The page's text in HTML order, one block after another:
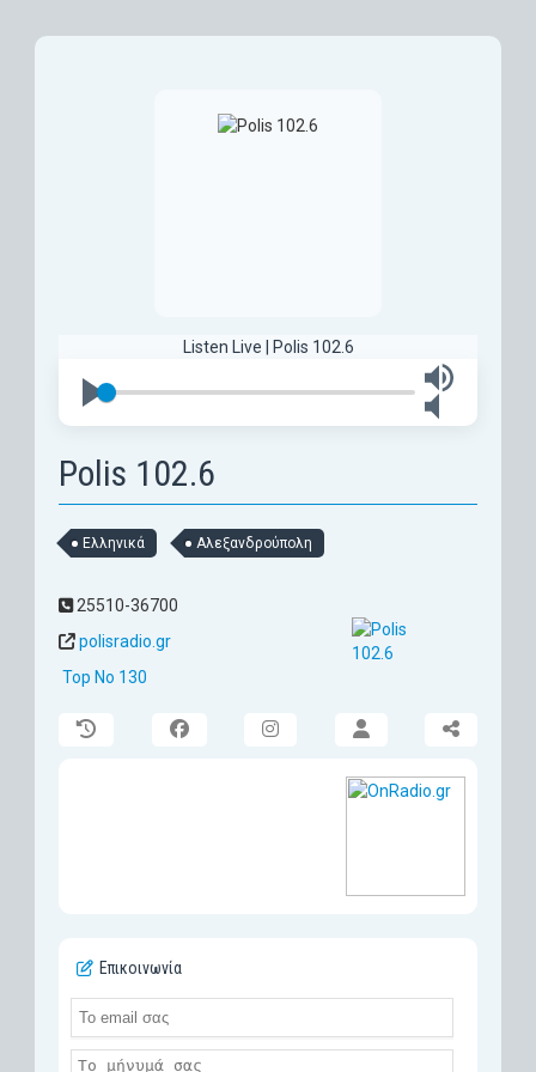
Listen Live | Polis 102.6
Polis 102.6
Ελληνικά Αλεξανδρούπολη
25510-36700
polisradio.gr
Top No 130
Επικοινωνία